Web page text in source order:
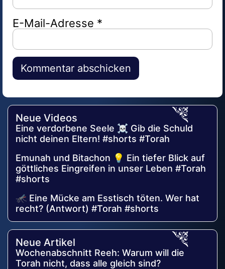
E-Mail-Adresse *
Alternative:
Neue Videos
Eine verdorbene Seele ☠️ Gib die Schuld
nicht deinen Eltern! #shorts #Torah
Emunah und Bitachon 💡 Ein tiefer Blick auf
göttliches Eingreifen in unser Leben #Torah
#shorts
🦟 Eine Mücke am Esstisch töten. Wer hat
recht? (Antwort) #Torah #shorts
Neue Artikel
Wochenabschnitt Reeh: Warum will die
Torah nicht, dass alle gleich sind?